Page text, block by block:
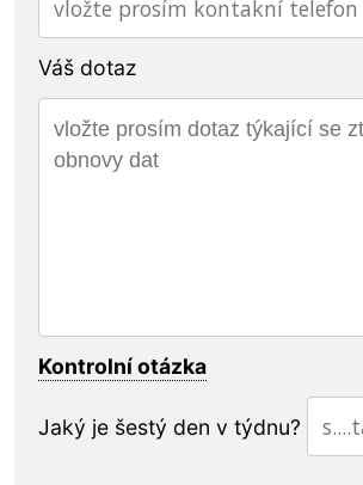
Váš dotaz
Kontrolní otázka
Jaký je šestý den v týdnu?